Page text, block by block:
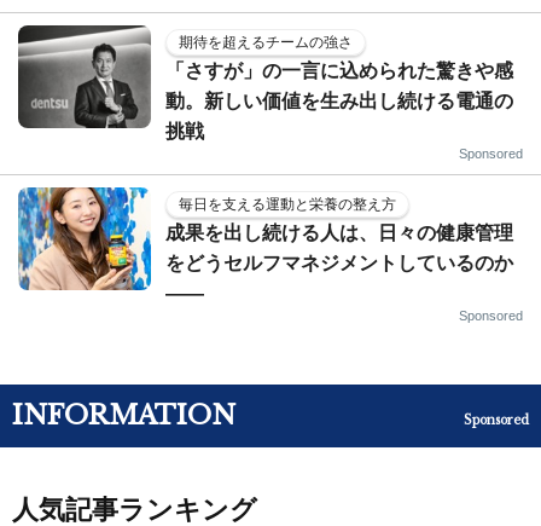
期待を超えるチームの強さ
「さすが」の一言に込められた驚きや感
動。新しい価値を生み出し続ける電通の
挑戦
Sponsored
毎日を支える運動と栄養の整え方
成果を出し続ける人は、日々の健康管理
をどうセルフマネジメントしているのか
——
Sponsored
INFORMATION Sponsored
人気記事ランキング